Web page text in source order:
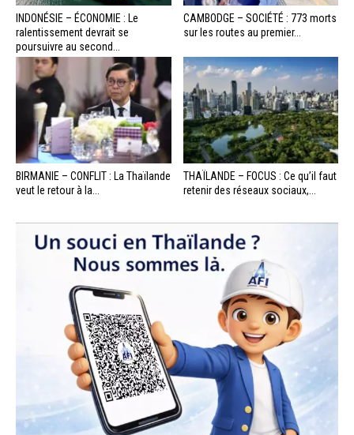
INDONÉSIE – ÉCONOMIE : Le
ralentissement devrait se
poursuivre au second...
CAMBODGE – SOCIÉTÉ : 773 morts
sur les routes au premier...
BIRMANIE – CONFLIT : La Thaïlande
veut le retour à la...
THAÏLANDE – FOCUS : Ce qu’il faut
retenir des réseaux sociaux,...